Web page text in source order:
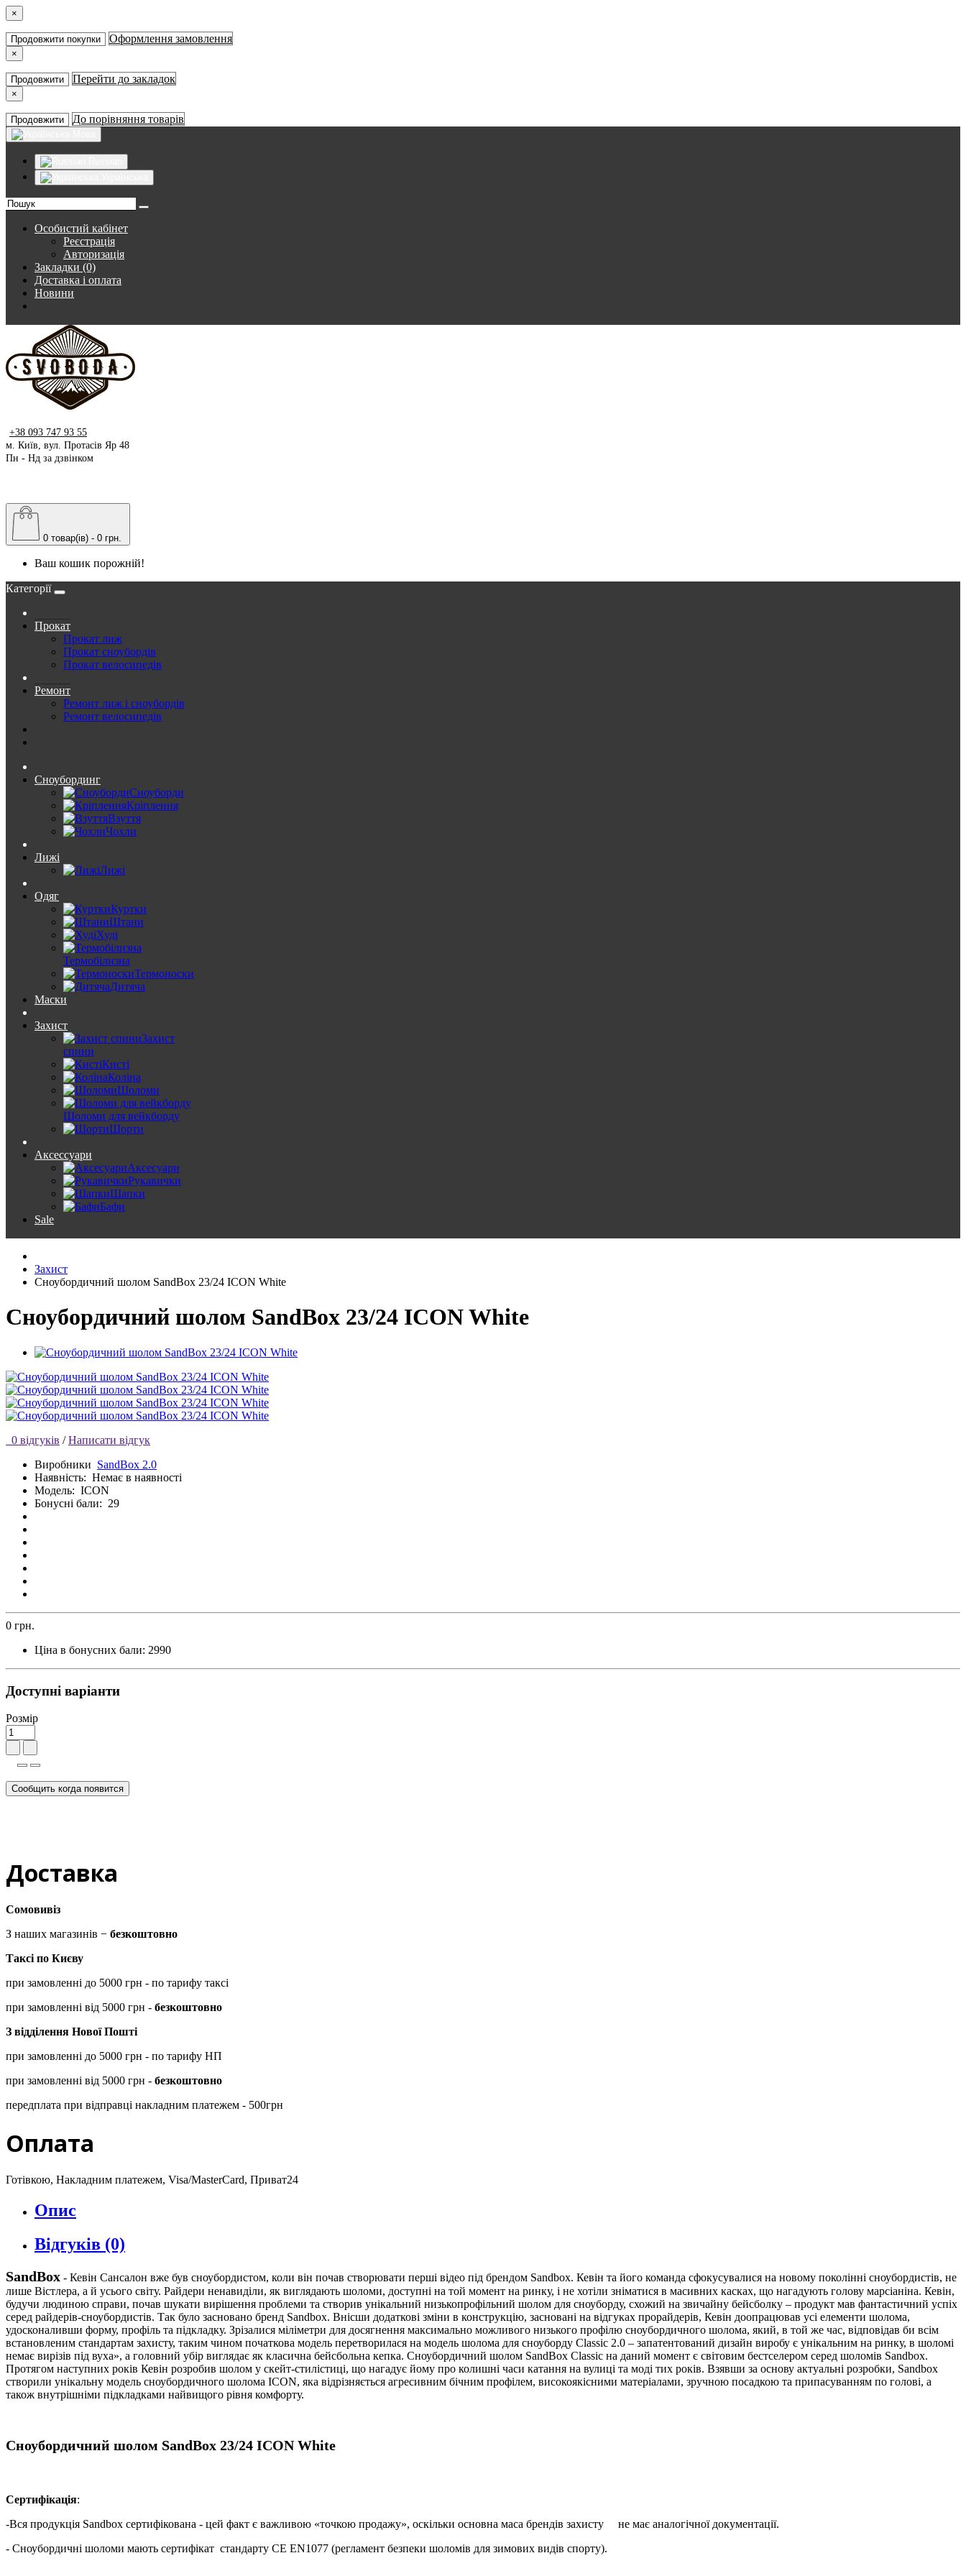
×
Продовжити покупки Оформлення замовлення
×
Продовжити Перейти до закладок
×
Продовжити До порівняння товарів
Особистий кабінет
Реєстрація
Авторизація
Закладки (0)
Доставка і оплата
Новини
+38 093 747 93 55
м. Київ, вул. Протасів Яр 48
Пн - Нд за дзвінком
0 товар(ів) - 0 грн.
Ваш кошик порожній!
Категорії
Прокат
Прокат лиж
Прокат сноубордів
Прокат велосипедів
Ремонт
Ремонт лиж і сноубордів
Ремонт велосипедів
Сноубординг
Сноуборди
Кріплення
Взуття
Чохли
Лижі
Лижі
Одяг
Куртки
Штани
Худі
Термобілизна
Термоноски
Дитяча
Маски
Захист
Захист
спини
Кисті
Коліна
Шоломи
Шоломи для вейкборду
Шорти
Аксессуари
Аксесуари
Рукавички
Шапки
Бафи
Sale
Захист
Сноубордичний шолом SandBox 23/24 ICON White
Сноубордичний шолом SandBox 23/24 ICON White
0 відгуків / Написати відгук
Виробники SandBox 2.0
Наявність: Немає в наявності
Модель: ICON
Бонусні бали: 29
0 грн.
Ціна в бонусних бали: 2990
Доступні варіанти
Розмір
Сообщить когда появится
Доставка
Сомовивіз
З наших магазинів − безкоштовно
Таксі по Києву
при замовленні до 5000 грн - по тарифу таксі
при замовленні від 5000 грн - безкоштовно
З відділення Нової Пошті
при замовленні до 5000 грн - по тарифу НП
при замовленні від 5000 грн - безкоштовно
передплата при відправці накладним платежем - 500грн
Оплата
Готівкою, Накладним платежем, Visa/MasterCard, Приват24
Опис
Відгуків (0)
SandBox - Кевін Сансалон вже був сноубордистом, коли він почав створювати перші відео під брендом Sandbox. Кевін та його команда сфокусувалися на новому поколінні сноубордистів, не
лише Вістлера, а й усього світу. Райдери ненавиділи, як виглядають шоломи, доступні на той момент на ринку, і не хотіли зніматися в масивних касках, що нагадують голову марсіаніна. Кевін,
будучи людиною справи, почав шукати вирішення проблеми та створив унікальний низькопрофільний шолом для сноуборду, схожий на звичайну бейсболку – продукт мав фантастичний успіх
серед райдерів-сноубордистів. Так було засновано бренд Sandbox. Внісши додаткові зміни в конструкцію, засновані на відгуках прорайдерів, Кевін доопрацював усі елементи шолома,
удосконаливши форму, профіль та підкладку. Зрізалися міліметри для досягнення максимально можливого низького профілю сноубордичного шолома, який, в той же час, відповідав би всім
встановленим стандартам захисту, таким чином початкова модель перетворилася на модель шолома для сноуборду Classic 2.0 – запатентований дизайн виробу є унікальним на ринку, в шоломі
немає вирізів під вуха», а головний убір виглядає як класична бейсбольна кепка. Сноубордичний шолом SandBox Classic на даний момент є світовим бестселером серед шоломів Sandbox.
Протягом наступних років Кевін розробив шолом у скейт-стилістиці, що нагадує йому про колишні часи катання на вулиці та моді тих років. Взявши за основу актуальні розробки, Sandbox
створили унікальну модель сноубордичного шолома ICON, яка відрізняється агресивним бічним профілем, високоякісними матеріалами, зручною посадкою та припасуванням по голові, а
також внутрішніми підкладками найвищого рівня комфорту.
Сноубордичний шолом SandBox 23/24 ICON White
Сертифікація:
-Вся продукція Sandbox сертифікована - цей факт є важливою «точкою продажу», оскільки основна маса брендів захисту не має аналогічної документації.
- Сноубордичні шоломи мають сертифікат стандарту CE EN1077 (регламент безпеки шоломів для зимових видів спорту).